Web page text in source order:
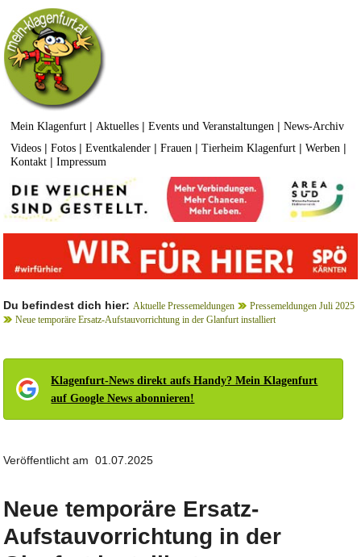
Mein Klagenfurt | Aktuelles |Events und Veranstaltungen |News-Archiv
Videos |Fotos |Eventkalender |Frauen |Tierheim Klagenfurt |Werben |
Kontakt |Impressum
Du befindest dich hier: Aktuelle Pressemeldungen
Pressemeldungen Juli 2025
Neue temporäre Ersatz-Aufstauvorrichtung in der Glanfurt installiert
Klagenfurt-News direkt aufs Handy? Mein Klagenfurt
auf Google News abonnieren!
Veröffentlicht am 01.07.2025
Neue temporäre Ersatz-
Aufstauvorrichtung in der